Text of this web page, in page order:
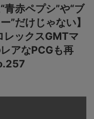
“青赤ペプシ”や“ブ
”だけじゃない】
ックスGMTマ
アなPCGも再